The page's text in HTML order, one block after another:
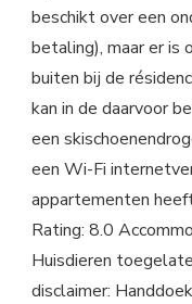
beschikt over een
betaling), maar er is
buiten bij de
kan in de daarvoor
een
een Wi-Fi
appartementen
Rating: 8.0
Huisdieren
disclaimer: